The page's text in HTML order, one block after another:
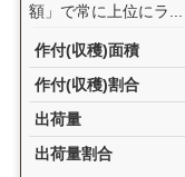
額」で常に上位にラ...
作付(収穫)面積
作付(収穫)割合
出荷量
出荷量割合